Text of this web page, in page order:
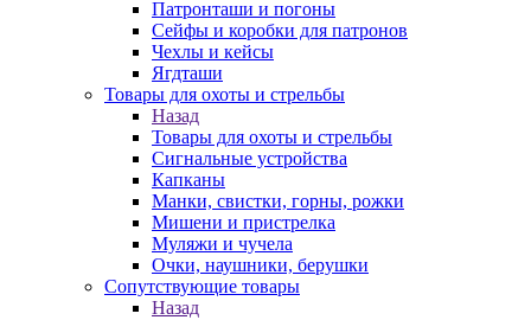
Патронташи и погоны
Сейфы и коробки для патронов
Чехлы и кейсы
Ягдташи
Товары для охоты и стрельбы
Назад
Товары для охоты и стрельбы
Сигнальные устройства
Капканы
Манки, свистки, горны, рожки
Мишени и пристрелка
Муляжи и чучела
Очки, наушники, берушки
Сопутствующие товары
Назад